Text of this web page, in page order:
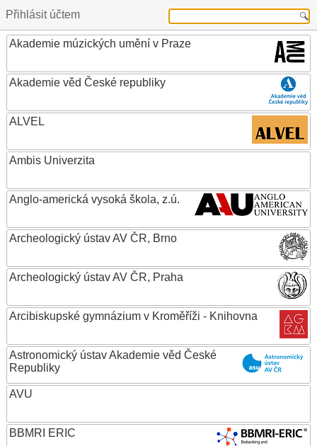
Přihlásit účtem
Akademie múzických umění v Praze
Akademie věd České republiky
ALVEL
Ambis Univerzita
Anglo-americká vysoká škola, z.ú.
Archeologický ústav AV ČR, Brno
Archeologický ústav AV ČR, Praha
Arcibiskupské gymnázium v Kroměříži - Knihovna
Astronomický ústav Akademie věd České
Republiky
AVU
BBMRI ERIC